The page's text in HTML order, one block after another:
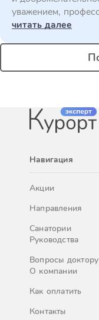
уважением,
читать далее
Навигация
Акции
Направления
Санатории
Руководства
Вопросы доктору
О компании
Как оплатить
Контакты